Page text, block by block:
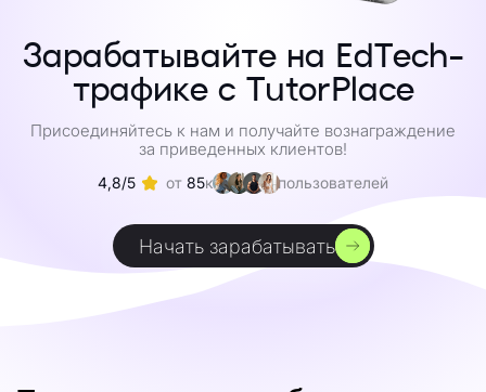
Зарабатывайте на EdTech-
трафике с TutorPlace
Присоединяйтесь к нам и получайте вознаграждение
за приведенных клиентов!
4,8/5 от 85к пользователей
Начать зарабатывать